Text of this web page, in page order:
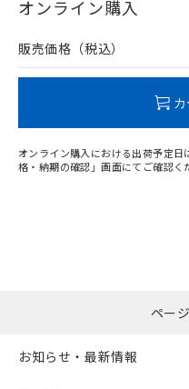
在庫等で未対応品が混在
問い合わせください。
オンライン購入
販売価格（税込）
オンライン購入における出荷予定
格・納期の確認」画面にてご確認く
ペー
お知らせ・最新情報